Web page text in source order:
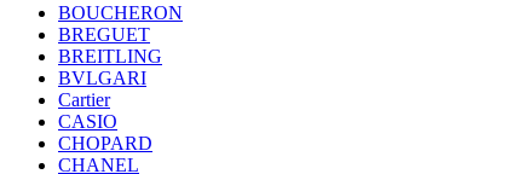
BOUCHERON
BREGUET
BREITLING
BVLGARI
Cartier
CASIO
CHOPARD
CHANEL